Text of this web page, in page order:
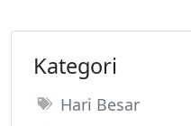
Kategori
Hari Besar